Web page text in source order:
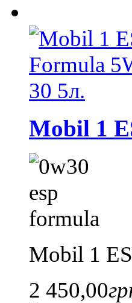
Mobil 1
Mobil 1
2 450,00